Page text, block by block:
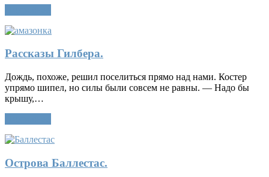
Рассказы Гилбера.
Дождь, похоже, решил поселиться прямо над нами. Костер
упрямо шипел, но силы были совсем не равны. — Надо бы
крышу,…
Острова Баллестас.